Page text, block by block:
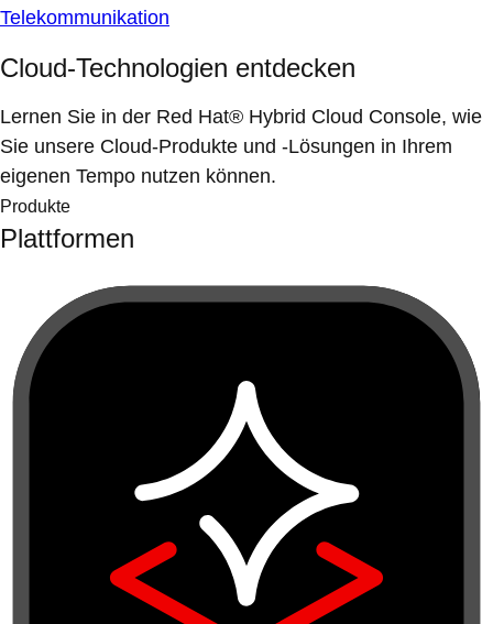
Telekommunikation
Cloud-Technologien entdecken
Lernen Sie in der Red Hat® Hybrid Cloud Console, wie
Sie unsere Cloud-Produkte und -Lösungen in Ihrem
eigenen Tempo nutzen können.
Produkte
Plattformen